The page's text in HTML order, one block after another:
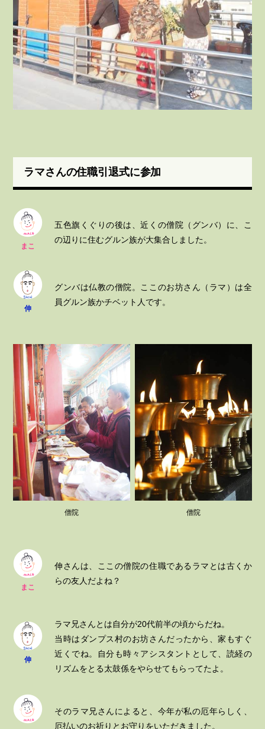
ラマさんの住職引退式に参加
まこ
五色旗くぐりの後は、近くの僧院（グンバ）に、こ
の辺りに住むグルン族が大集合しました。
伸
グンバは仏教の僧院。ここのお坊さん（ラマ）は全
員グルン族かチベット人です。
僧院 僧院
まこ
伸さんは、ここの僧院の住職であるラマとは古くか
らの友人だよね？
伸
ラマ兄さんとは自分が20代前半の頃からだね。
当時はダンプス村のお坊さんだったから、家もすぐ
近くでね。自分も時々アシスタントとして、読経の
リズムをとる太鼓係をやらせてもらってたよ。
そのラマ兄さんによると、今年が私の厄年らしく、
厄払いのお祈りとお守りをいただきました。